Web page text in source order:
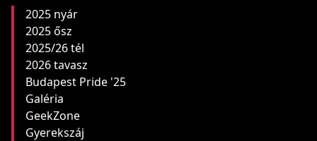
2025 nyár
2025 ősz
2025/26 tél
2026 tavasz
Budapest Pride '25
Galéria
GeekZone
Gyerekszáj